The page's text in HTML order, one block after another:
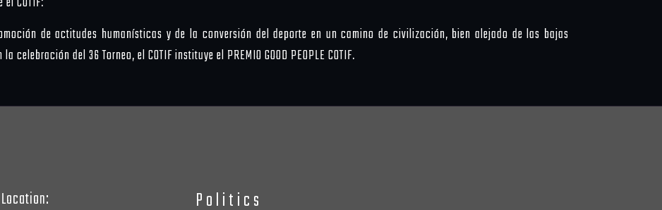
de actitudes humanísticas y de la conversión del deporte en un camino de civilización, bien alejado de las bajas
del 36 Torneo, el COTIF instituye el PREMIO GOOD PEOPLE COTIF.
Location: Politics